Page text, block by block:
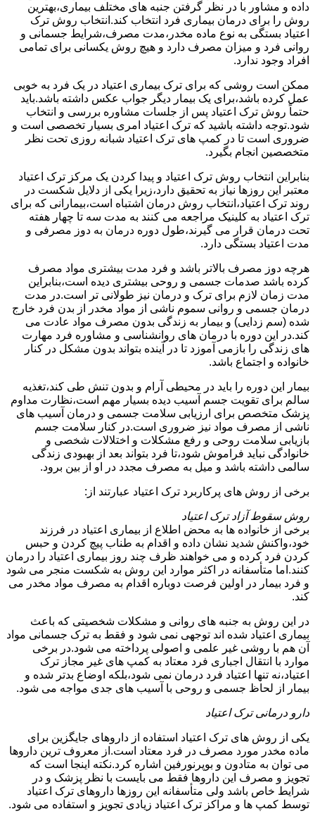
داده و مشاور با در نظر گرفتن جنبه های مختلف بیماری،بهترین
روش را برای درمان بیماری فرد انتخاب کند.انتخاب روش ترک
اعتیاد بستگی به نوع ماده مخدر،مدت مصرف،شرایط جسمانی و
روانی فرد و میزان مصرف دارد و هیچ روش یکسانی برای تمامی
افراد وجود ندارد.
ممکن است روشی که برای ترک بیماری اعتیاد در یک فرد به خوبی
عمل کرده باشد،برای یک بیمار دیگر جواب عکس داشته باشد.باید
حتماً روش ترک اعتیاد پس از جلسات مشاوره بررسی و انتخاب
شود.توجه داشته باشید که ترک اعتیاد امری بسیار تخصصی است و
ضروری است تا در کمپ های ترک اعتیاد شبانه روزی تحت نظر
متخصصین انجام بگیرد.
بنابراین انتخاب روش ترک اعتیاد و پیدا کردن یک مرکز ترک اعتیاد
معتبر این روزها نیاز به تحقیق دارد،زیرا یکی از دلایل شکست در
روند ترک اعتیاد،انتخاب روش درمان اشتباه است،بیمارانی که برای
ترک اعتیاد به کلینیک مراجعه می کنند به مدت سه تا چهار هفته
تحت درمان قرار می گیرند،طول دوره درمان به دوز مصرفی و
مدت اعتیاد بستگی دارد.
هرچه دوز مصرف بالاتر باشد و فرد مدت بیشتری مواد مصرف
کرده باشد صدمات جسمی و روحی بیشتری دیده است،بنابراین
مدت زمان لازم برای ترک و درمان نیز طولانی تر است.در مدت
درمان جسمی و روانی سموم ناشی از مواد مخدر از بدن فرد خارج
شده (سم زدایی) و بیمار به زندگی بدون مصرف مواد عادت می
کند.در این دوره با درمان های روانشناسی و مشاوره فرد مهارت
های زندگی را بازمی آموزد تا در آینده بتواند بدون مشکل در کنار
خانواده و اجتماع باشد.
بیمار این دوره را باید در محیطی آرام و بدون تنش طی کند،تغذیه
سالم برای تقویت جسم آسیب دیده بسیار مهم است،نظارت مداوم
پزشک متخصص برای ارزیابی سلامت جسمی و درمان آسیب های
ناشی از مصرف مواد نیز ضروری است.در کنار سلامت جسم
بازیابی سلامت روحی و رفع مشکلات و اختلالات شخصی و
خانوادگی نباید فراموش شود،تا فرد بتواند بعد از بهبودی زندگی
سالمی داشته باشد و میل به مصرف مجدد در او از بین برود.
برخی از روش های پرکاربرد ترک اعتیاد عبارتند از:
روش سقوط آزاد ترک اعتیاد
برخی از خانواده ها به محض اطلاع از بیماری اعتیاد در فرزند
خود،واکنش شدید نشان داده و اقدام به طناب پیچ کردن و حبس
کردن فرد کرده و می خواهند ظرف چند روز بیماری اعتیاد را درمان
کنند.اما متأسفانه در اکثر موارد این روش به شکست منجر می شود
و فرد بیمار در اولین فرصت دوباره اقدام به مصرف مواد مخدر می
کند.
در این روش به جنبه های روانی و مشکلات شخصیتی که باعث
بیماری اعتیاد شده اند توجهی نمی شود و فقط به ترک جسمانی مواد
آن هم با روشی غیر علمی و اصولی پرداخته می شود.در برخی
موارد با انتقال اجباری فرد معتاد به کمپ های غیر مجاز ترک
اعتیاد،نه تنها اعتیاد فرد درمان نمی شود،بلکه اوضاع بدتر شده و
بیمار از لحاظ جسمی و روحی با آسیب های جدی مواجه می شود.
دارو درمانی ترک اعتیاد
یکی از روش های ترک اعتیاد استفاده از داروهای جایگزین برای
ماده مخدر مورد مصرف در فرد معتاد است.از معروف ترین داروها
می توان به متادون و بوپرنورفین اشاره کرد.نکته اینجا است که
تجویز و مصرف این داروها فقط می بایست با نظر پزشک و در
شرایط خاص باشد ولی متأسفانه این روزها داروهای ترک اعتیاد
توسط کمپ ها و مراکز ترک اعتیاد زیادی تجویز و استفاده می شود.